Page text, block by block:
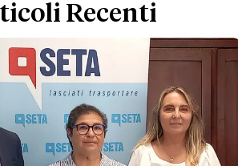
Recenti